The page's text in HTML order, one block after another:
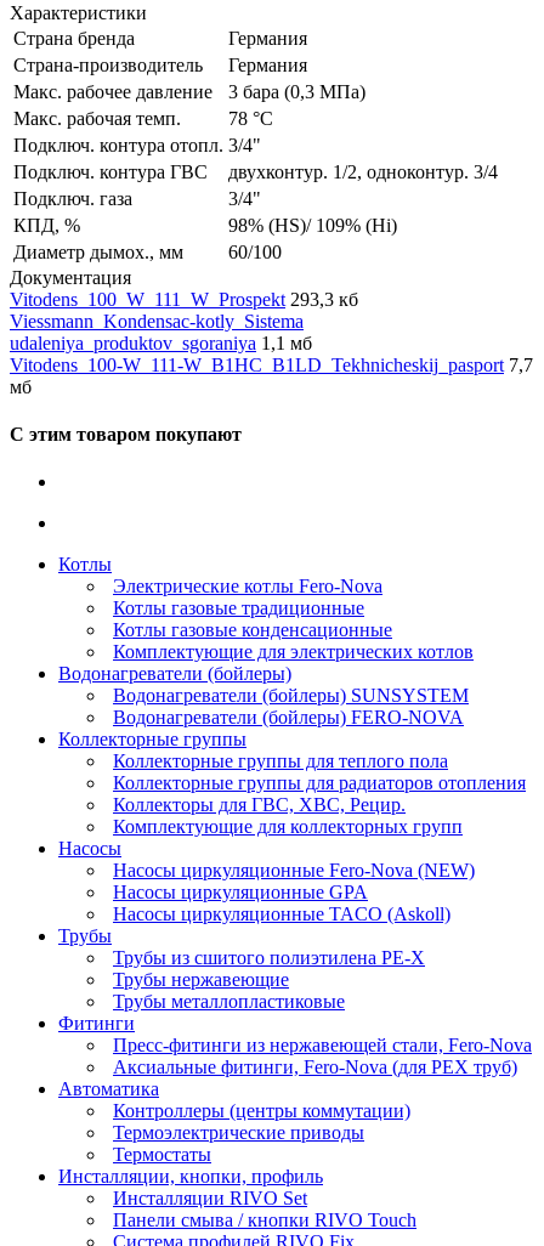
Характеристики
Страна бренда
Германия
Страна-производитель
Германия
Макс. рабочее давление
3 бара (0,3 МПа)
Макс. рабочая темп.
78 °С
Подключ. контура отопл. 3/4"
Подключ. контура ГВС
двухконтур. 1/2, одноконтур. 3/4
Подключ. газа
3/4"
КПД, %
98% (HS)/ 109% (Hi)
Диаметр дымох., мм
60/100
Документация
Vitodens_100_W_111_W_Prospekt 293,3 кб
Viessmann_Kondensac-kotly_Sistema
udaleniya_produktov_sgoraniya 1,1 мб
Vitodens_100-W_111-W_B1HC_B1LD_Tekhnicheskij_pasport 7,7
мб
С этим товаром покупают
Котлы
Электрические котлы Fero-Nova
Котлы газовые традиционные
Котлы газовые конденсационные
Комплектующие для электрических котлов
Водонагреватели (бойлеры)
Водонагреватели (бойлеры) SUNSYSTEM
Водонагреватели (бойлеры) FERO-NOVA
Коллекторные группы
Коллекторные группы для теплого пола
Коллекторные группы для радиаторов отопления
Коллекторы для ГВС, ХВС, Рецир.
Комплектующие для коллекторных групп
Насосы
Насосы циркуляционные Fero-Nova (NEW)
Насосы циркуляционные GPA
Насосы циркуляционные TACO (Askoll)
Трубы
Трубы из сшитого полиэтилена PE-X
Трубы нержавеющие
Трубы металлопластиковые
Фитинги
Пресс-фитинги из нержавеющей стали, Fero-Nova
Аксиальные фитинги, Fero-Nova (для PEX труб)
Автоматика
Контроллеры (центры коммутации)
Термоэлектрические приводы
Термостаты
Инсталляции, кнопки, профиль
Инсталляции RIVO Set
Панели смыва / кнопки RIVO Touch